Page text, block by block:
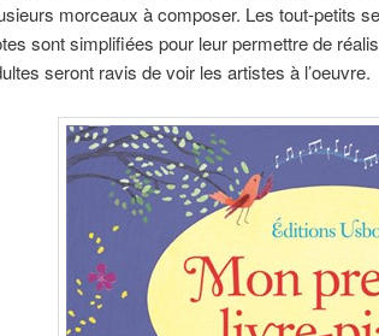
morceaux à composer. Les tout-petits
sont simplifiées pour leur permettre de
seront ravis de voir les artistes à l’oeuvre.